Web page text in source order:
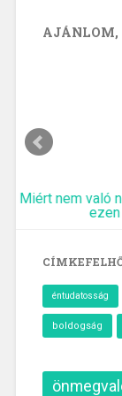
AJÁNLOM,
Miért nem való
éntudatosság
boldogság